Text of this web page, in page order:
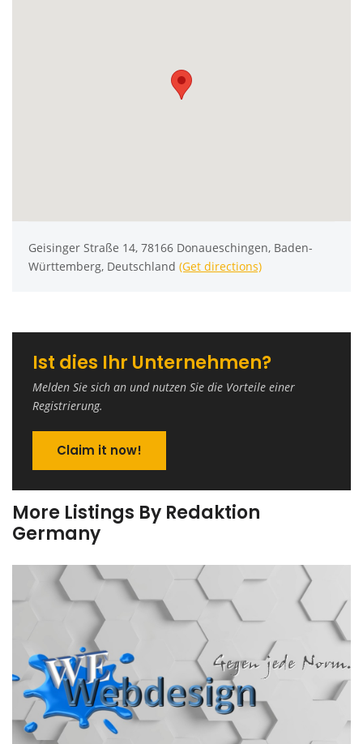
Geisinger Straße 14, 78166 Donaueschingen, Baden-
Württemberg, Deutschland (Get directions)
Ist dies Ihr Unternehmen?
Melden Sie sich an und nutzen Sie die Vorteile einer
Registrierung.
Claim it now!
More Listings By Redaktion
Germany